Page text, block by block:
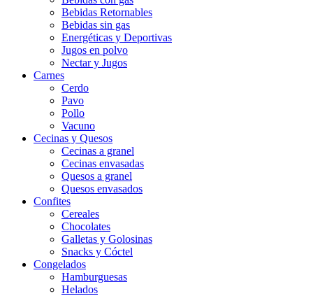
Bebidas Retornables
Bebidas sin gas
Energéticas y Deportivas
Jugos en polvo
Nectar y Jugos
Carnes
Cerdo
Pavo
Pollo
Vacuno
Cecinas y Quesos
Cecinas a granel
Cecinas envasadas
Quesos a granel
Quesos envasados
Confites
Cereales
Chocolates
Galletas y Golosinas
Snacks y Cóctel
Congelados
Hamburguesas
Helados